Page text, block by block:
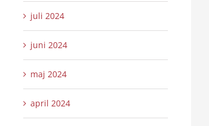
juli 2024
juni 2024
maj 2024
april 2024